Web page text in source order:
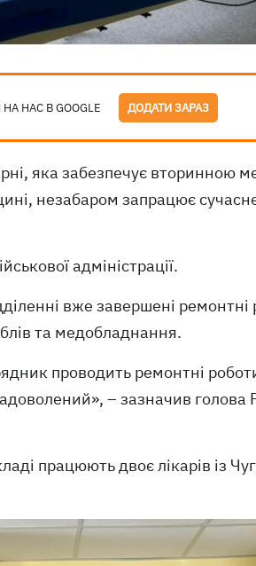
НАС В GOOGLE ДОДАТИ ЗАРАЗ
яка забезпечує вторинною
незабаром запрацює
адміністрації.
вже завершені
та медобладнання.
проводить ремонтні
– зазначив голова
працюють двоє лікарів із